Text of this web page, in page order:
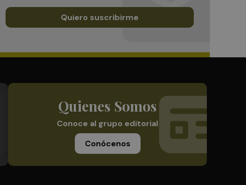
Quiero suscribirme
Quienes Somos
Conoce al grupo editorial
Conócenos